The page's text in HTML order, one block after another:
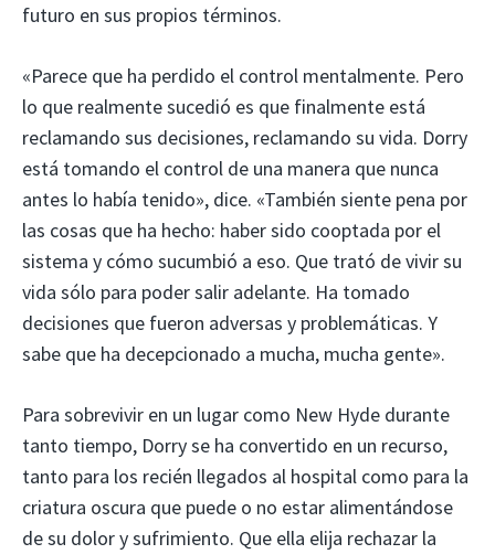
futuro en sus propios términos.
«Parece que ha perdido el control mentalmente. Pero
lo que realmente sucedió es que finalmente está
reclamando sus decisiones, reclamando su vida. Dorry
está tomando el control de una manera que nunca
antes lo había tenido», dice. «También siente pena por
las cosas que ha hecho: haber sido cooptada por el
sistema y cómo sucumbió a eso. Que trató de vivir su
vida sólo para poder salir adelante. Ha tomado
decisiones que fueron adversas y problemáticas. Y
sabe que ha decepcionado a mucha, mucha gente».
Para sobrevivir en un lugar como New Hyde durante
tanto tiempo, Dorry se ha convertido en un recurso,
tanto para los recién llegados al hospital como para la
criatura oscura que puede o no estar alimentándose
de su dolor y sufrimiento. Que ella elija rechazar la